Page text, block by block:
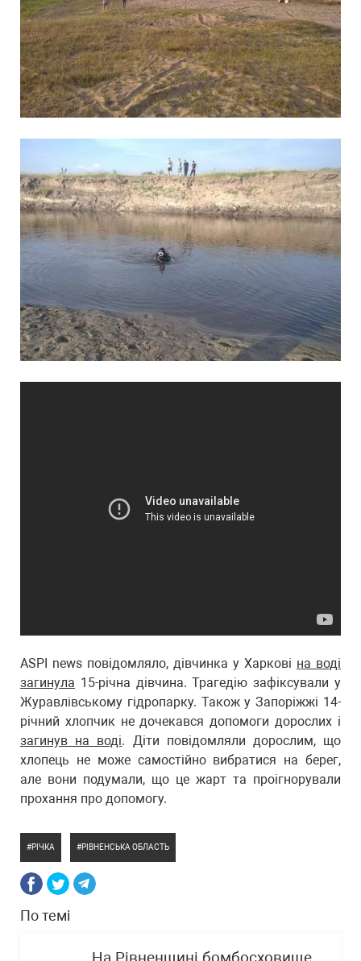
ASPI news повідомляло, дівчинка у Харкові на воді
загинула 15-річна дівчина. Трагедію зафіксували у
Журавлівському гідропарку. Також у Запоріжжі 14-
річний хлопчик не дочекався допомоги дорослих і
загинув на воді. Діти повідомляли дорослим, що
хлопець не може самостійно вибратися на берег,
але вони подумали, що це жарт та проігнорували
прохання про допомогу.
РІЧКА РІВНЕНСЬКА ОБЛАСТЬ
По темі